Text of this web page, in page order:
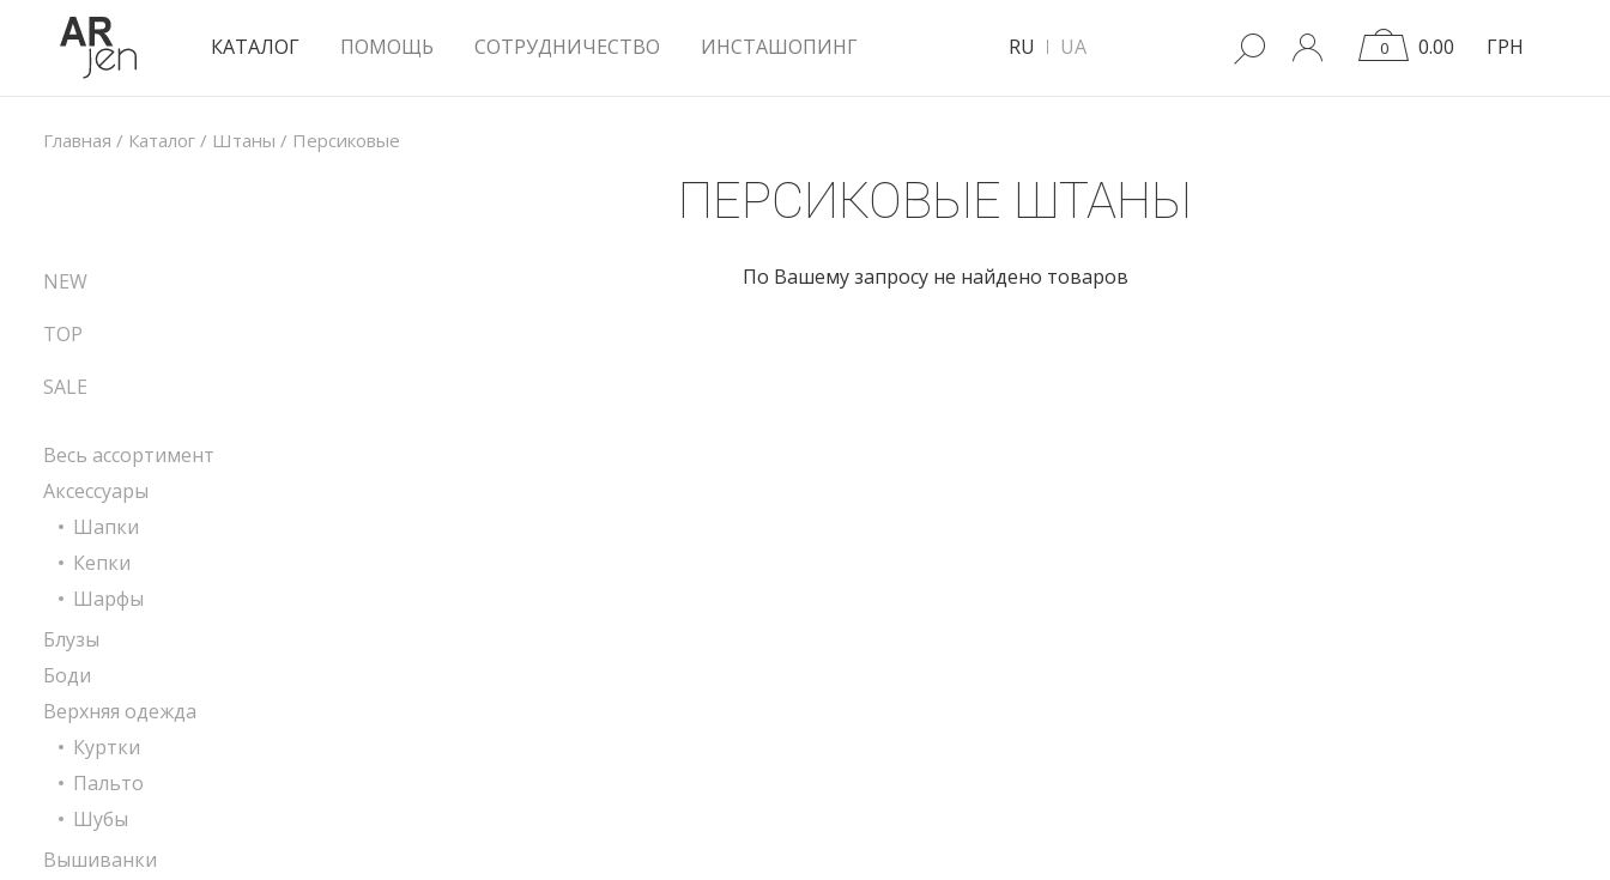
КАТАЛОГ ПОМОЩЬ СОТРУДНИЧЕСТВО ИНСТАШОПИНГ RU UA 0 0.00 ГРН
Главная / Каталог / Штаны / Персиковые
ПЕРСИКОВЫЕ ШТАНЫ
По Вашему запросу не найдено товаров
NEW
TOP
SALE
Весь ассортимент
Аксессуары
Шапки
Кепки
Шарфы
Блузы
Боди
Верхняя одежда
Куртки
Пальто
Шубы
Вышиванки